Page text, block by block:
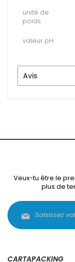
unité de
poids
valeur pH
Avis
Veux-tu être le
plus de
CARTAPACKING